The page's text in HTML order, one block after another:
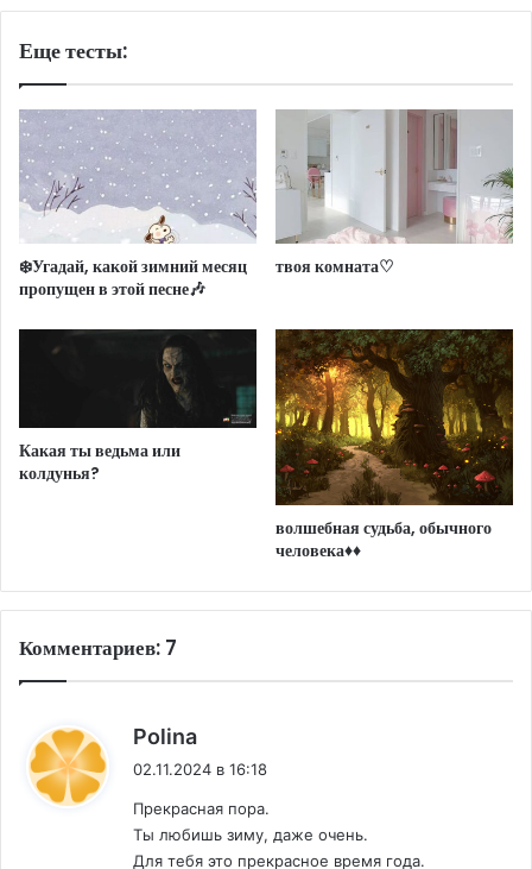
Еще тесты:
❄️Угадай, какой зимний месяц
пропущен в этой песне🎶
твоя комната♡
Какая ты ведьма или
колдунья?
волшебная судьба, обычного
человека♦♦
Комментариев: 7
Polina
02.11.2024 в 16:18
Прекрасная пора.
Ты любишь зиму, даже очень.
Для тебя это прекрасное время года.